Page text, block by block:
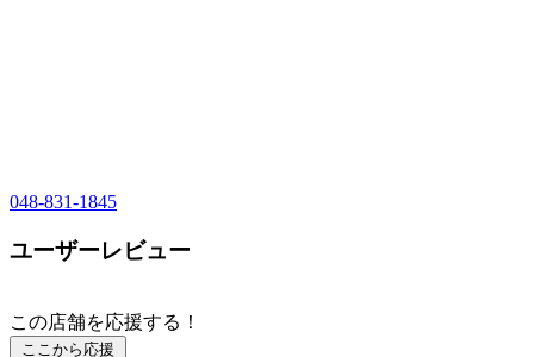
048-831-1845
ユーザーレビュー
この店舗を応援する！
ここから応援